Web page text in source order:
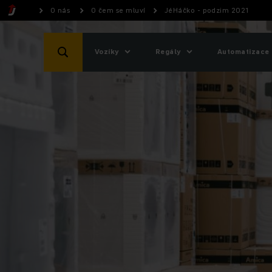
O nás O čem se mluví JéHáčko - podzim 2021
Vozíky Regály Automatizace